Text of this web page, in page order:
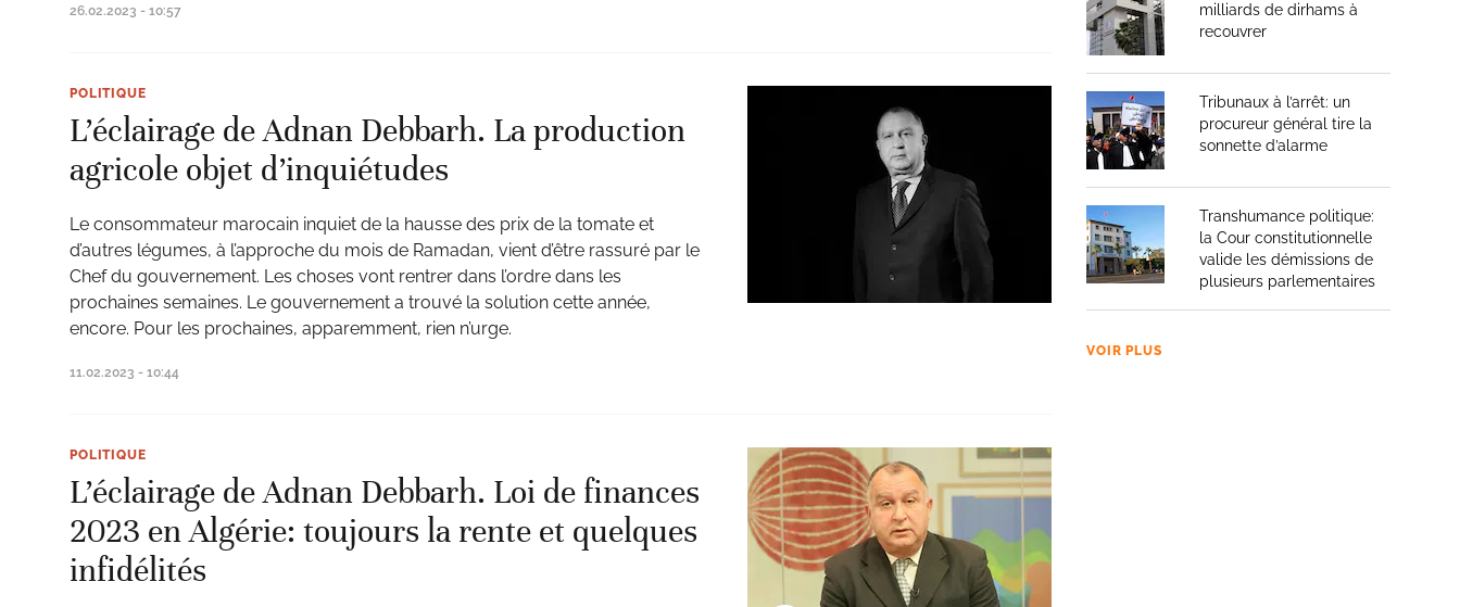
26.02.2023 - 10:57
POLITIQUE
L’éclairage de Adnan Debbarh. La production
agricole objet d’inquiétudes
Le consommateur marocain inquiet de la hausse des prix de la tomate et
d’autres légumes, à l’approche du mois de Ramadan, vient d’être rassuré par le
Chef du gouvernement. Les choses vont rentrer dans l’ordre dans les
prochaines semaines. Le gouvernement a trouvé la solution cette année,
encore. Pour les prochaines, apparemment, rien n’urge.
11.02.2023 - 10:44
POLITIQUE
L’éclairage de Adnan Debbarh. Loi de finances
2023 en Algérie: toujours la rente et quelques
infidélités
milliards de dirhams à
recouvrer
Tribunaux à l’arrêt: un
procureur général tire la
sonnette d’alarme
Transhumance politique:
la Cour constitutionnelle
valide les démissions de
plusieurs parlementaires
VOIR PLUS